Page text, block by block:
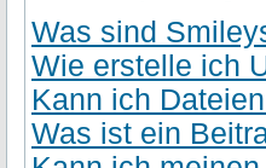
Was sind
Wie erstelle ich
Kann ich
Was ist ein